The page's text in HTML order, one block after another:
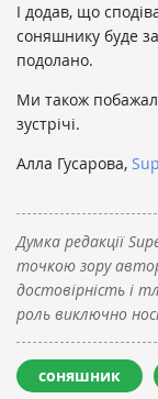
І додав, що
соняшнику буде
подолано.
Ми також
зустрічі.
Алла Гусарова,
Думка редакції
точкою зору
достовірність і
роль виключно
соняшник